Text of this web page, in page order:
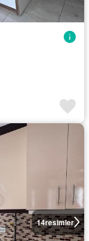
14resimler